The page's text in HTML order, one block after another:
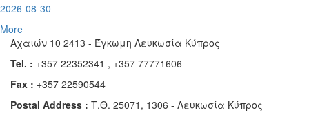
2026-08-30
More
Αχαιών 10 2413 - Έγκωμη Λευκωσία Κύπρος
Tel. : +357 22352341 , +357 77771606
Fax : +357 22590544
Postal Address : Τ.Θ. 25071, 1306 - Λευκωσία Κύπρος